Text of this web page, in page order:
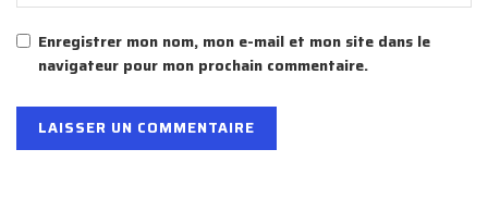
Enregistrer mon nom, mon e-mail et mon site dans le
navigateur pour mon prochain commentaire.